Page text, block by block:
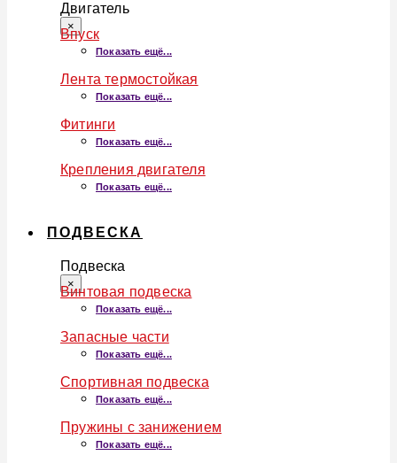
Двигатель
×
Впуск
Показать ещё...
Лента термостойкая
Показать ещё...
Фитинги
Показать ещё...
Крепления двигателя
Показать ещё...
ПОДВЕСКА
Подвеска
×
Винтовая подвеска
Показать ещё...
Запасные части
Показать ещё...
Спортивная подвеска
Показать ещё...
Пружины с занижением
Показать ещё...